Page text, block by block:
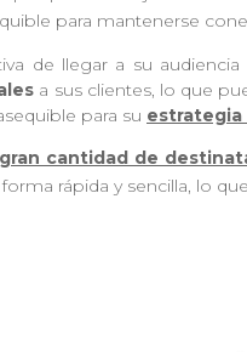
para mantenerse
de llegar a su
a sus clientes, lo que
para su estrategia
cantidad de
rápida y sencilla, lo